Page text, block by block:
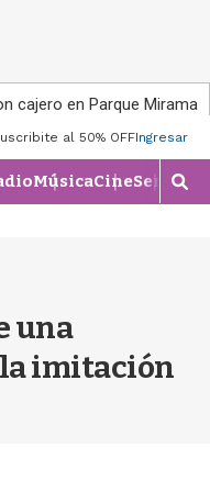
cajero en Parque Miramar
al 50% OFFIngresar
MúsicaCineSeries
M
o
una
imitación